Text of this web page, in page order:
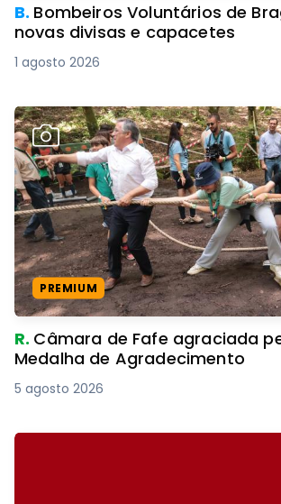
B. Bombeiros Voluntários de
novas divisas e capacetes
1 agosto 2026
PREMIUM
R. Câmara de Fafe agraciada pelo
Medalha de Agradecimento
5 agosto 2026